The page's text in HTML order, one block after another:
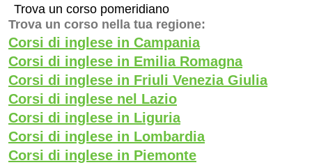
Trova un corso pomeridiano
Trova un corso nella tua regione:
Corsi di inglese in Campania
Corsi di inglese in Emilia Romagna
Corsi di inglese in Friuli Venezia Giulia
Corsi di inglese nel Lazio
Corsi di inglese in Liguria
Corsi di inglese in Lombardia
Corsi di inglese in Piemonte